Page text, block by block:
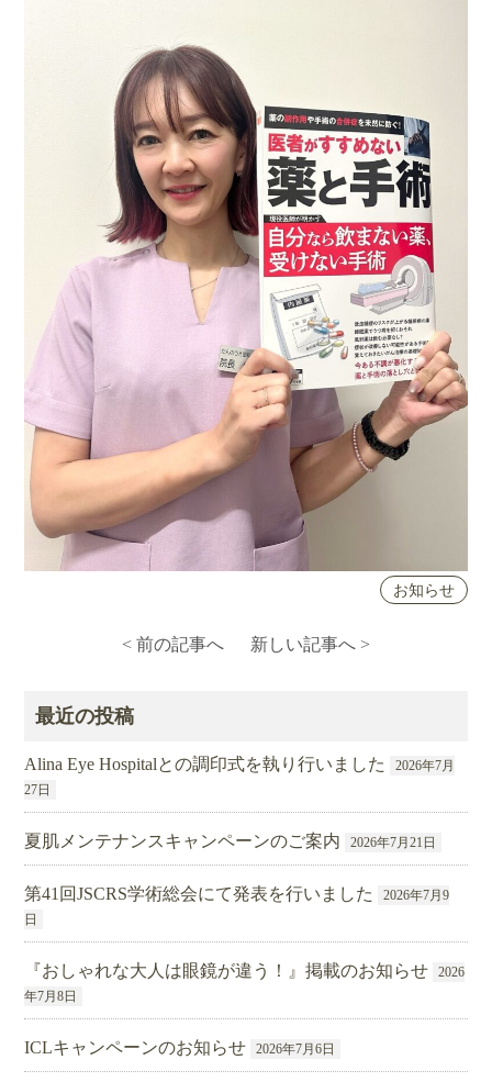
お知らせ
< 前の記事へ 新しい記事へ >
最近の投稿
Alina Eye Hospitalとの調印式を執り行いました
2026年7月
27日
夏肌メンテナンスキャンペーンのご案内 2026年7月21日
第41回JSCRS学術総会にて発表を行いました
2026年7月9
日
『おしゃれな大人は眼鏡が違う！』掲載のお知らせ
2026
年7月8日
ICLキャンペーンのお知らせ 2026年7月6日